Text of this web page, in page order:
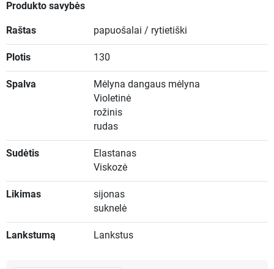
Produkto savybės
Raštas papuošalai / rytietiški
Plotis 130
Spalva
Mėlyna dangaus mėlyna
Violetinė
rožinis
rudas
Sudėtis
Elastanas
Viskozė
Likimas
sijonas
suknelė
Lankstumą Lankstus